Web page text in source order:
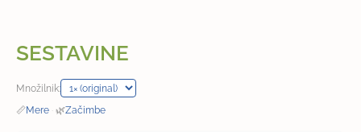
SESTAVINE
Množilnik:
📏Mere · 🌿Začimbe